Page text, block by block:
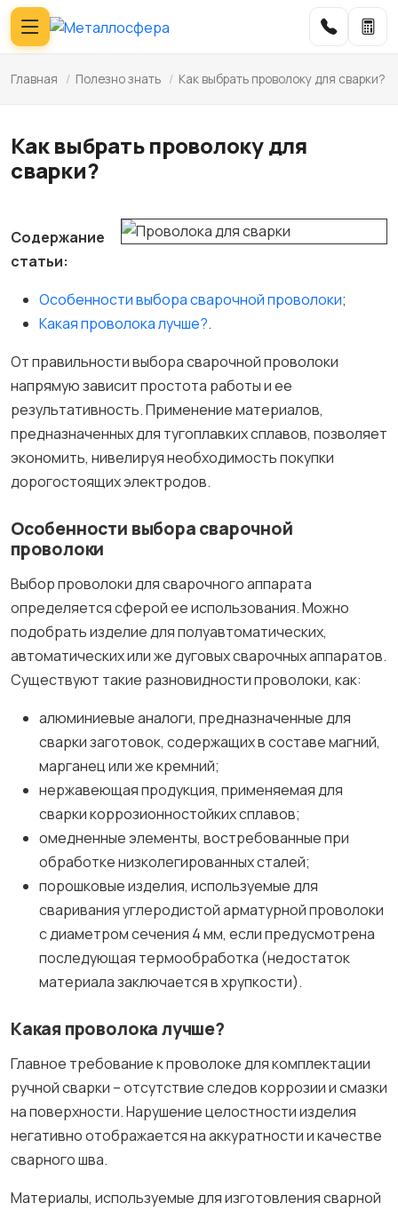
Главная / Полезно знать / Как выбрать проволоку для сварки?
Как выбрать проволоку для
сварки?
Содержание
статьи:
Особенности выбора сварочной проволоки;
Какая проволока лучше?.
От правильности выбора сварочной проволоки
напрямую зависит простота работы и ее
результативность. Применение материалов,
предназначенных для тугоплавких сплавов, позволяет
экономить, нивелируя необходимость покупки
дорогостоящих электродов.
Особенности выбора сварочной
проволоки
Выбор проволоки для сварочного аппарата
определяется сферой ее использования. Можно
подобрать изделие для полуавтоматических,
автоматических или же дуговых сварочных аппаратов.
Существуют такие разновидности проволоки, как:
алюминиевые аналоги, предназначенные для
сварки заготовок, содержащих в составе магний,
марганец или же кремний;
нержавеющая продукция, применяемая для
сварки коррозионностойких сплавов;
омедненные элементы, востребованные при
обработке низколегированных сталей;
порошковые изделия, используемые для
сваривания углеродистой арматурной проволоки
с диаметром сечения 4 мм, если предусмотрена
последующая термообработка (недостаток
материала заключается в хрупкости).
Какая проволока лучше?
Главное требование к проволоке для комплектации
ручной сварки – отсутствие следов коррозии и смазки
на поверхности. Нарушение целостности изделия
негативно отображается на аккуратности и качестве
сварного шва.
Материалы, используемые для изготовления сварной